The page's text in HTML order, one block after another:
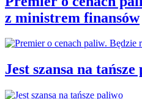
z ministrem finansów
Jest szansa na tańsze